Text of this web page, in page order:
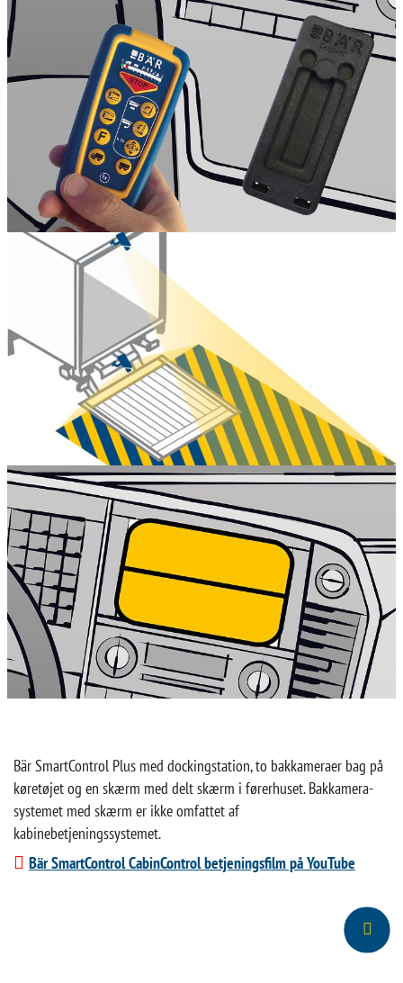
Bär SmartControl Plus med dockingstation, to bakkameraer bag på
køretøjet og en skærm med delt skærm i førerhuset. Bakkamera-
systemet med skærm er ikke omfattet af
kabinebetjeningssystemet.
Bär SmartControl CabinControl betjeningsfilm på YouTube